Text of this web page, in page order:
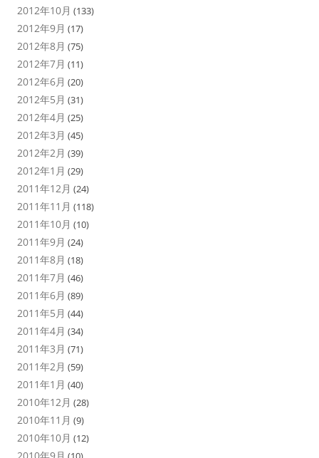
2012年10月 (133)
2012年9月 (17)
2012年8月 (75)
2012年7月 (11)
2012年6月 (20)
2012年5月 (31)
2012年4月 (25)
2012年3月 (45)
2012年2月 (39)
2012年1月 (29)
2011年12月 (24)
2011年11月 (118)
2011年10月 (10)
2011年9月 (24)
2011年8月 (18)
2011年7月 (46)
2011年6月 (89)
2011年5月 (44)
2011年4月 (34)
2011年3月 (71)
2011年2月 (59)
2011年1月 (40)
2010年12月 (28)
2010年11月 (9)
2010年10月 (12)
2010年9月